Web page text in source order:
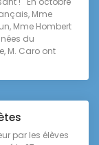
Mme
Mme Hombert
du
M. Caro ont
par les élèves